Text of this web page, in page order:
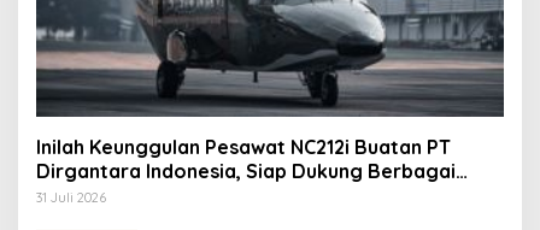
Inilah Keunggulan Pesawat NC212i Buatan PT
Dirgantara Indonesia, Siap Dukung Berbagai
Operasi TNI
31 Juli 2026